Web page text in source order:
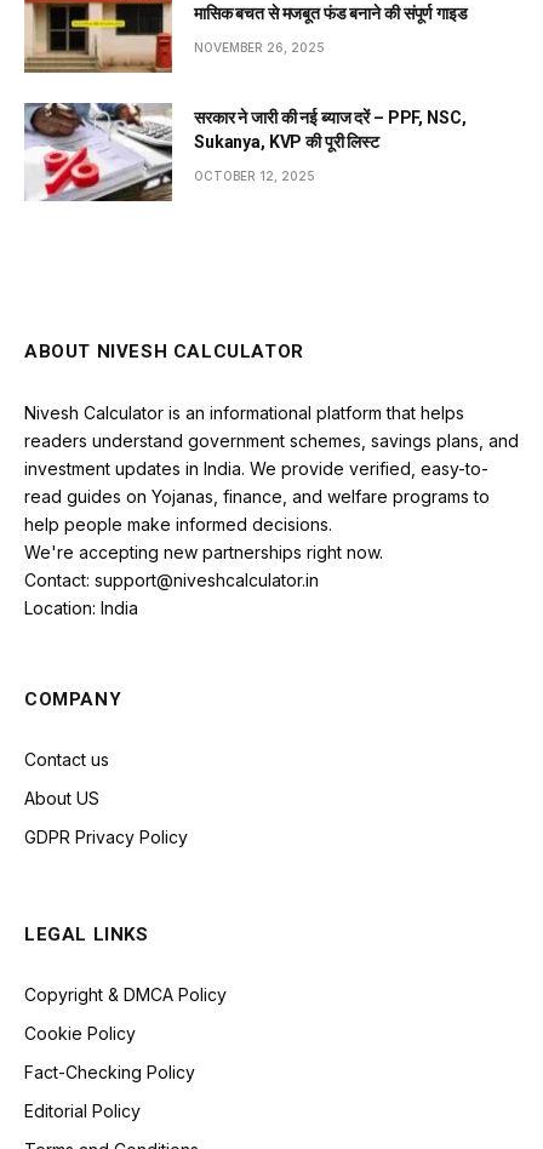
मासिक बचत से मजबूत फंड बनाने की संपूर्ण गाइड
NOVEMBER 26, 2025
सरकार ने जारी की नई ब्याज दरें – PPF, NSC,
Sukanya, KVP की पूरी लिस्ट
OCTOBER 12, 2025
ABOUT NIVESH CALCULATOR
Nivesh Calculator is an informational platform that helps
readers understand government schemes, savings plans, and
investment updates in India. We provide verified, easy-to-
read guides on Yojanas, finance, and welfare programs to
help people make informed decisions.
We're accepting new partnerships right now.
Contact: support@niveshcalculator.in
Location: India
COMPANY
Contact us
About US
GDPR Privacy Policy
LEGAL LINKS
Copyright & DMCA Policy
Cookie Policy
Fact-Checking Policy
Editorial Policy